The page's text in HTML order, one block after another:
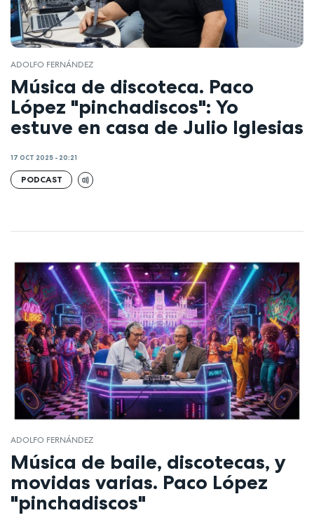
ADOLFO FERNÁNDEZ
Música de discoteca. Paco
López "pinchadiscos": Yo
estuve en casa de Julio Iglesias
17 OCT 2025 - 20:21
PODCAST
ADOLFO FERNÁNDEZ
Música de baile, discotecas, y
movidas varias. Paco López
"pinchadiscos"